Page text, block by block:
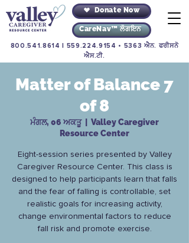
Donate Now
CareNav™ ਲੌਗਇਨ
800.541.8614 559.224.9154 • 5363 ਐਨ. ਫਰੀਸਨੋ
ਐਸ.ਟੀ.
Matter of Balance 7
of 8
ਮੰਗਲ, 06 ਅਕਤੂ
  |
Valley Caregiver
Resource Center
Eight-session series presented by Valley
Caregiver Resource Center. This class is
designed to help participants learn that falls
and the fear of falling is controllable, set
realistic goals for increasing activity,
change environmental factors to reduce
fall risk and promote exercise.